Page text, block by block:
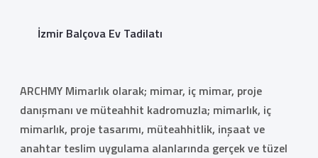
İzmir Balçova Ev Tadilatı
ARCHMY Mimarlık olarak; mimar, iç mimar, proje
danışmanı ve müteahhit kadromuzla; mimarlık, iç
mimarlık, proje tasarımı, müteahhitlik, inşaat ve
anahtar teslim uygulama alanlarında gerçek ve tüzel